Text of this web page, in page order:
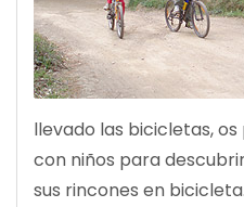
llevado las bicicletas,
con niños para
sus rincones en